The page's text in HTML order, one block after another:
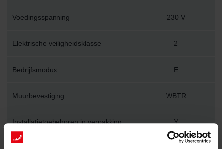
Voedingsspanning 230 V
Elektrische veiligheidsklasse 2
Bedrijfsmodus E
Muurbevestiging WBTR
Installatietoebehoren in verpakking Y